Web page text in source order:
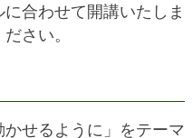
合わせて開講いたしま
さい。
かせるように」をテーマ